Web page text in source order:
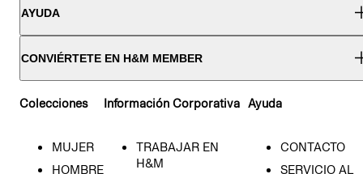
AYUDA
CONVIÉRTETE EN H&M MEMBER
Colecciones
MUJER
HOMBRE
Información Corporativa
TRABAJAR EN
H&M
Ayuda
CONTACTO
SERVICIO AL